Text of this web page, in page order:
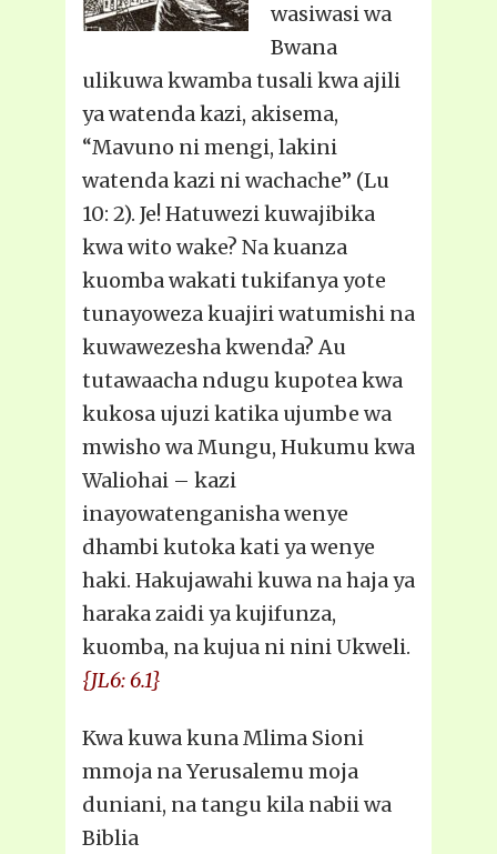
wasiwasi wa
Bwana
ulikuwa kwamba tusali kwa ajili
ya watenda kazi, akisema,
“Mavuno ni mengi, lakini
watenda kazi ni wachache” (Lu
10: 2). Je! Hatuwezi kuwajibika
kwa wito wake? Na kuanza
kuomba wakati tukifanya yote
tunayoweza kuajiri watumishi na
kuwawezesha kwenda? Au
tutawaacha ndugu kupotea kwa
kukosa ujuzi katika ujumbe wa
mwisho wa Mungu, Hukumu kwa
Waliohai – kazi
inayowatenganisha wenye
dhambi kutoka kati ya wenye
haki. Hakujawahi kuwa na haja ya
haraka zaidi ya kujifunza,
kuomba, na kujua ni nini Ukweli.
{JL6: 6.1}
Kwa kuwa kuna Mlima Sioni
mmoja na Yerusalemu moja
duniani, na tangu kila nabii wa
Biblia